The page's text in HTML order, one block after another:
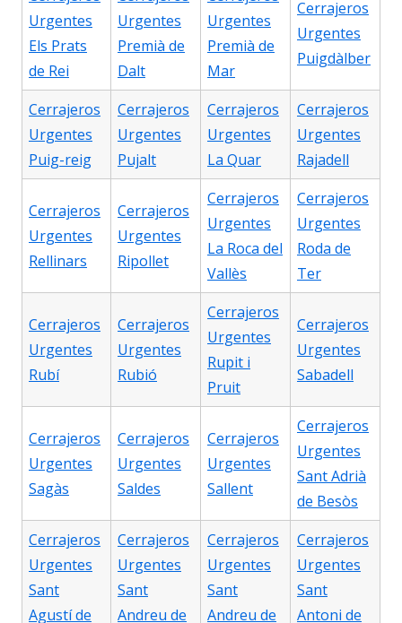
Urgentes
Els Prats
de Rei
Urgentes
Premià de
Dalt
Urgentes
Premià de
Mar
Cerrajeros
Urgentes
Puigdàlber
Cerrajeros
Urgentes
Puig-reig
Cerrajeros
Urgentes
Pujalt
Cerrajeros
Urgentes
La Quar
Cerrajeros
Urgentes
Rajadell
Cerrajeros
Urgentes
Rellinars
Cerrajeros
Urgentes
Ripollet
Cerrajeros
Urgentes
La Roca del
Vallès
Cerrajeros
Urgentes
Roda de
Ter
Cerrajeros
Urgentes
Rubí
Cerrajeros
Urgentes
Rubió
Cerrajeros
Urgentes
Rupit i
Pruit
Cerrajeros
Urgentes
Sabadell
Cerrajeros
Urgentes
Sagàs
Cerrajeros
Urgentes
Saldes
Cerrajeros
Urgentes
Sallent
Cerrajeros
Urgentes
Sant Adrià
de Besòs
Cerrajeros
Urgentes
Sant
Agustí de
Cerrajeros
Urgentes
Sant
Andreu de
Cerrajeros
Urgentes
Sant
Andreu de
Cerrajeros
Urgentes
Sant
Antoni de